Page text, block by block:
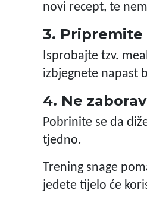
novi recept, te
3.
Isprobajte tzv.
izbjegnete napast
4. Ne
Pobrinite se da
tjedno.
Trening snage
jedete tijelo će